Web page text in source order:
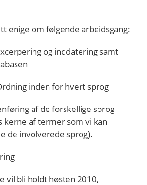
om følgende arbeidsgang:
og inddatering samt
inden for hvert sprog
af de forskellige sprog
kerne af termer som vi kan
de involverede sprog).
bli holdt høsten 2010,